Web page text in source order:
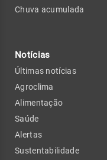
Chuva acumulada
Notícias
Últimas notícias
Agroclima
Alimentação
Saúde
Alertas
Sustentabilidade